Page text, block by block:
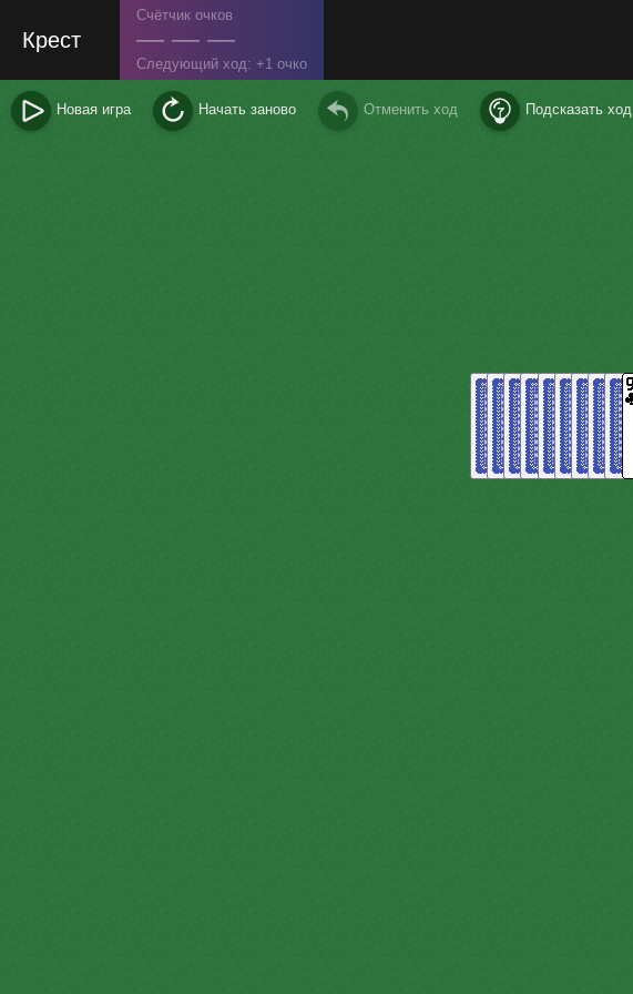
Крест
Счётчик очков
— — —
Следующий ход: 1 очко
Новая игра Начать заново Отменить ход Подсказать ход